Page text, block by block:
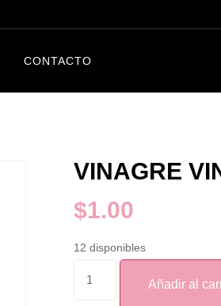
CONTACTO
VINAGRE
$1.00
12 disponibles
Añadir al